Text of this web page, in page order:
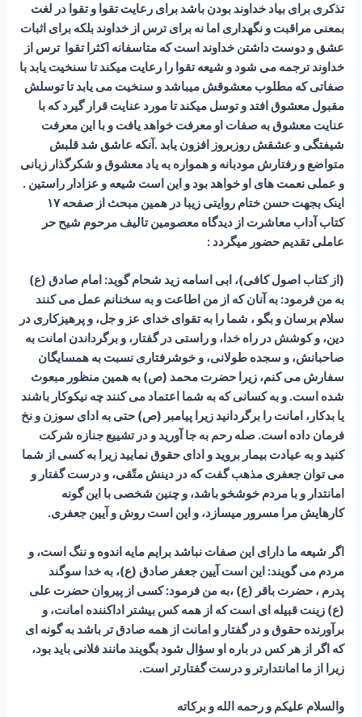
تذکری برای بیاد خداوند بودن باشد برای رعایت تقوا و تقوا در لغت
بمعنی مراقبت و نگهداری اما نه برای ترس از خداوند بلکه برای اثبات
عشق و دوست داشتن خداوند است که متاسفانه اکثرا تقوا ترس از
خداوند ترجمه می شود و شیعه تقوا را رعایت میکند تا سنخیت یابد با
صفاتی که مطلوب معشوقش میباشد و سنخیت می یابد تا توسلش
مقبول معشوق افتد و توسل میکند تا مورد عنایت قرار گیرد که با
عنایت معشوق به صفات او معرفت خواهد یافت و با این معرفت
شیفتگی و عشقش روزبروز افزون یابد .آنکه عاشق شد قلبش
متواضع و رفتارش مودبانه و همواره به یاد معشوق و شکرگذار زبانی
و عملی نعمت های او خواهد بود و این است شیعه و عزادار راستین .
کتاب آداب معاشرت از دیدگاه معصومین تالیف مرحوم شیح حر
عاملی تقدیم حضور میگردد :
(از کتاب اصول کافی)، ابى اسامه زيد شحام گويد: امام صادق (ع)
به من فرمود: به آنان كه از من اطاعت و به سخنانم عمل می کنند
سلام برسان و بگو ، شما را به تقواى خداى عز و جل، و پرهيزکارى در
دين، و كوشش در راه خدا، و راستى در گفتار، و برگرداندن امانت به
صاحبانش، و سجده طولانى، و خوشرفتارى نسبت به همسايگان
سفارش می کنم، زيرا حضرت محمد (ص) به همين منظور مبعوث
شده است. و به كسانى كه به شما اعتماد می کنند چه نيكوكار باشند
يا بدكار، امانت را برگردانيد زيرا پیامبر (ص) حتى به اداى سوزن و نخ
فرمان داده است. صله رحم به جا آوريد و در تشييع جنازه شركت
كنيد و به عيادت بيمار برويد و اداى حقوق نماييد زيرا به كسى از شما
مى‏ توان جعفرى مذهب گفت كه در دينش متّقى، و درست گفتار و
امانتدار و با مردم خوشخو باشد، و چنين شخصى با اين گونه
كارهايش مرا مسرور می‏سازد، و اين است روش و آيين جعفرى.
اگر شيعه ما داراى اين صفات نباشد برايم مايه اندوه و ننگ است، و
مردم می گویند: اين است آيين جعفر صادق (ع)، به خدا سوگند
پدرم ، حضرت باقر (ع) ،به من فرمود: كسى از پيروان حضرت على
(ع) زينت قبيله‏ اى است كه از همه كس بيشتر اداكننده امانت، و
برآورنده حقوق و در گفتار و امانت از همه صادق تر باشد به گونه‏ اى
كه اگر از هر كس در باره او سؤال شود بگويند مانند فلانى بايد بود،
زيرا از ما امانتدارتر و درست گفتارتر است.
والسلام علیکم و رحمه الله و برکاته